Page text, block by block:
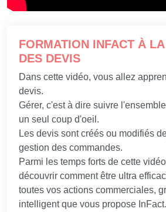
FORMATION INFACT À
DES DEVIS
Dans cette vidéo, vous allez
devis.
Gérer, c'est à dire suivre
un seul coup d'oeil.
Les devis sont créés ou modifiés
gestion des commandes.
Parmi les temps forts de cette
découvrir comment être ultra
toutes vos actions commerciales,
intelligent que vous propose InFact.